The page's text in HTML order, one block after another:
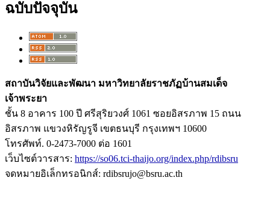
ฉบับปัจจุบัน
สถาบันวิจัยและพัฒนา มหาวิทยาลัยราชภัฏบ้านสมเด็จ
เจ้าพระยา
ชั้น 8 อาคาร 100 ปี ศรีสุริยวงศ์ 1061 ซอยอิสรภาพ 15 ถนน
อิสรภาพ แขวงหิรัญรูจี เขตธนบุรี กรุงเทพฯ 10600
โทรศัพท์. 0-2473-7000 ต่อ 1601
เว็บไซต์วารสาร: https://so06.tci-thaijo.org/index.php/rdibsru
จดหมายอิเล็กทรอนิกส์: rdibsrujo@bsru.ac.th